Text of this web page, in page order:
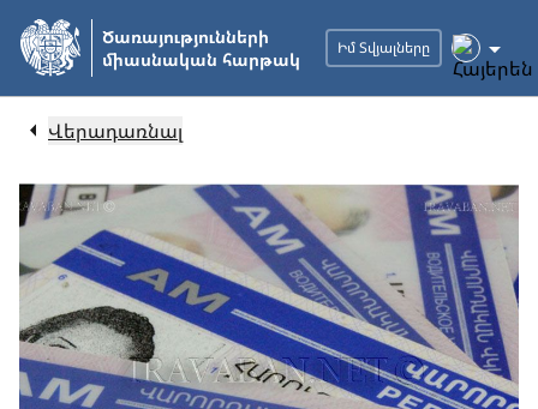
Անցնել
հիմնական
բովանդակությանը
Ծառայությունների
միասնական հարթակ
Իմ Տվյալները
Վերադառնալ